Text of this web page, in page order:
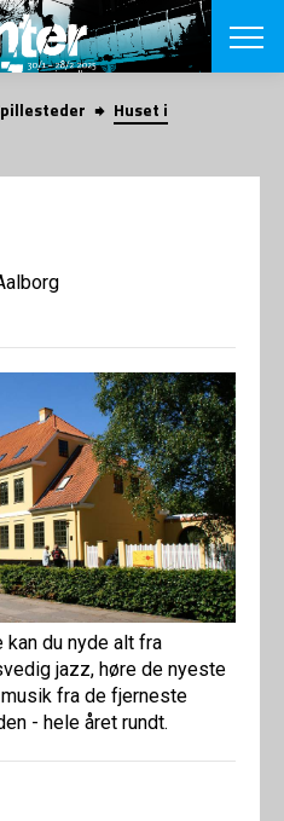
SØG
English
Om
Om
Kontakt
Om fonden
Om
SHOP
Huset i
du nyde alt fra
jazz, høre de nyeste
fra de fjerneste
- hele året rundt.